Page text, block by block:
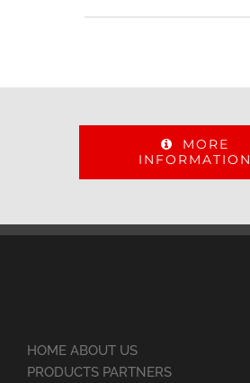
MORE
INFORMATION
HOME ABOUT US
PRODUCTS PARTNERS